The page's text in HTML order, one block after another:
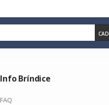
Info Bríndice
FAQ